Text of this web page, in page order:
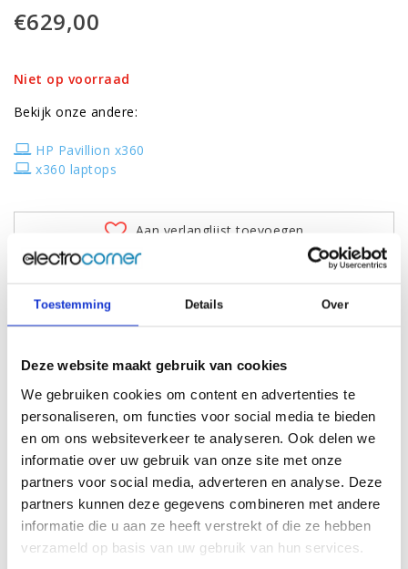
Toestemming Details Over
Deze website maakt gebruik van cookies
We gebruiken cookies om content en advertenties te
personaliseren, om functies voor social media te bieden
en om ons websiteverkeer te analyseren. Ook delen we
informatie over uw gebruik van onze site met onze
partners voor social media, adverteren en analyse. Deze
partners kunnen deze gegevens combineren met andere
informatie die u aan ze heeft verstrekt of die ze hebben
verzameld op basis van uw gebruik van hun services.
€629,00
Niet op voorraad
Bekijk onze andere:
HP Pavillion x360
x360 laptops
Aan verlanglijst toevoegen
Tablet mogelijkheid
x360 - Eenvoudig 360° draaien naar Tablet
Resolutie
1920 x 1080
Processor
Intel Core i5-8265U
Proc. snelheid
1.6 tot 3.9 GHz / 6 Mb Cache - 4 Cores
Videokaart
Intel Ultra HD Graphics 620
Geheugen
Flash Cache
SSD
256 Gb PCIe NVMe M2
DVD
-